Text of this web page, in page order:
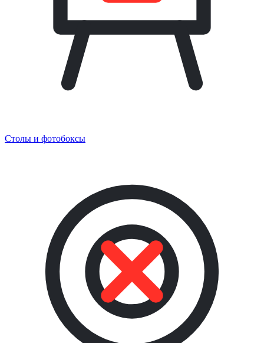
Столы и фотобоксы